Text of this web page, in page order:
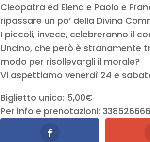
Cleopatra ed Elena e Paolo e
ripassare un po’ della Divina
I piccoli, invece, celebreranno il
Uncino, che però è stranamente
modo per risollevargli il morale?
Vi aspettiamo venerdì 24 e
Biglietto unico: 5,00€
Per info e prenotazioni: